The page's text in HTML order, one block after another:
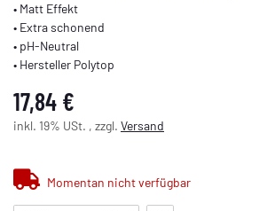
• Matt Effekt
• Extra schonend
• pH-Neutral
• Hersteller Polytop
17,84 €
inkl. 19% USt. , zzgl. Versand
Momentan nicht verfügbar